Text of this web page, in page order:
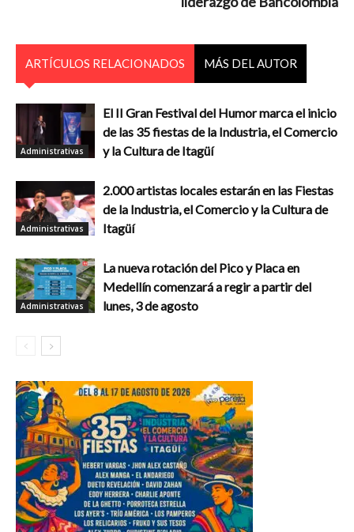
ARTÍCULOS RELACIONADOS MÁS DEL AUTOR
Administrativas
El II Gran Festival del Humor marca el inicio
de las 35 fiestas de la Industria, el Comercio
y la Cultura de Itagüí
Administrativas
2.000 artistas locales estarán en las Fiestas
de la Industria, el Comercio y la Cultura de
Itagüí
Administrativas
La nueva rotación del Pico y Placa en
Medellín comenzará a regir a partir del
lunes, 3 de agosto